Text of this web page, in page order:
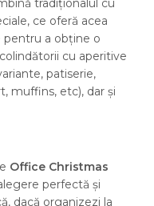
tradiționalul cu
ce oferă acea
pentru a obține o
cu aperitive
patiserie,
muffins, etc), dar și
Office Christmas
perfectă și
dacă organizezi la